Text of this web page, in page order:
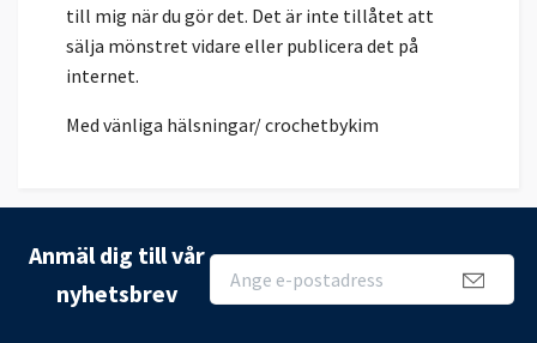
till mig när du gör det. Det är inte tillåtet att
sälja mönstret vidare eller publicera det på
internet.
Med vänliga hälsningar/ crochetbykim
Anmäl dig till vår
nyhetsbrev